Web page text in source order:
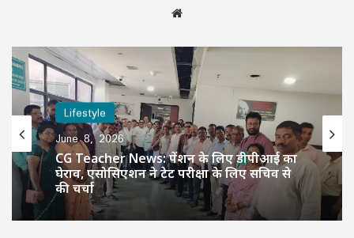
Lifestyle
June 8, 2026
CG Teacher News: पेंशन के लिए डीपीआई का
घेराव, एसोसिएशन ने टेट परीक्षा के लिए सचिव से
की चर्चा